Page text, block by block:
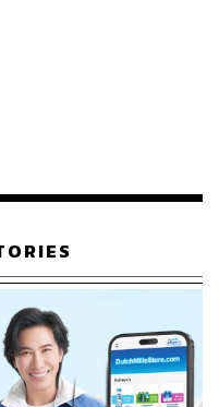
พดี ที่ผ่านการวิเคราะห์
ได้รับความไว้วางใจ
ารคัดสรรนวัตกรรม
ประสบการณ์ที่ตอบโจทย์
หา “หัวใจสำคัญคือ
ทคนิคไม่ดีก็ไม่สามารถ